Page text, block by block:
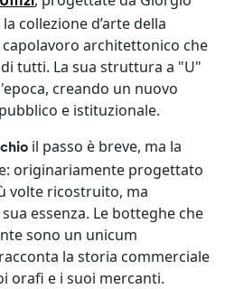
collezione d’arte della
architettonico che
tutti. La sua struttura a "U"
creando un nuovo
e istituzionale.
il passo è breve, ma la
originariamente progettato
volte ricostruito, ma
essenza. Le botteghe che
sono un unicum
la storia commerciale
orafi e i suoi mercanti.